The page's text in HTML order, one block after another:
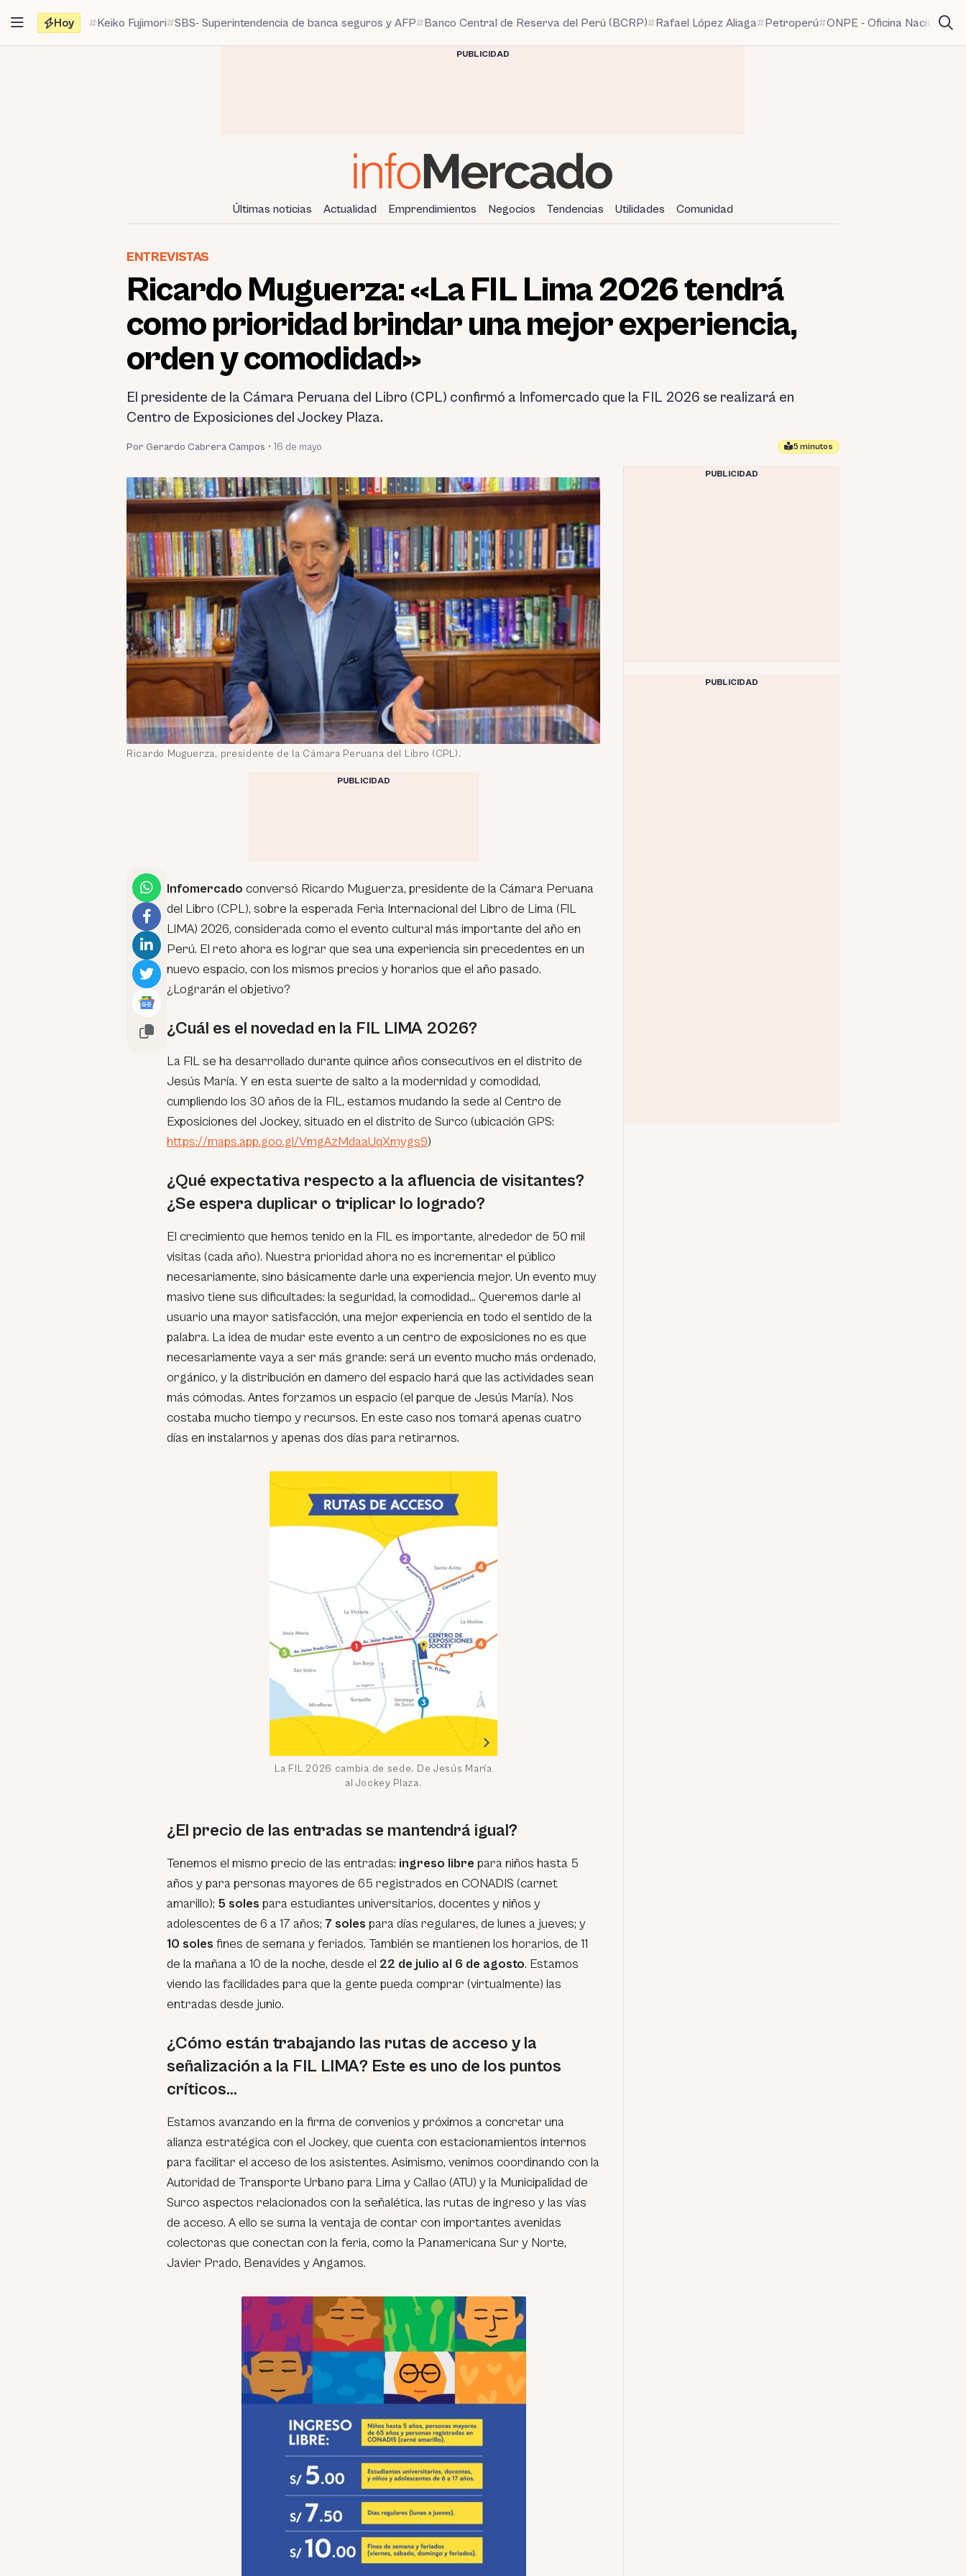
contenido
Hoy Keiko Fujimori SBS- Superintendencia de banca seguros y AFP Banco Central de Reserva del Perú (BCRP) Rafael López Aliaga Petroperú ONPE - Oficina Nacional
PUBLICIDAD
Últimas noticias Actualidad Emprendimientos Negocios Tendencias Utilidades Comunidad
ENTREVISTAS
Ricardo Muguerza: «La FIL Lima 2026 tendrá
como prioridad brindar una mejor experiencia,
orden y comodidad»
El presidente de la Cámara Peruana del Libro (CPL) confirmó a Infomercado que la FIL 2026 se realizará en
Centro de Exposiciones del Jockey Plaza.
Por Gerardo Cabrera Campos • 16 de mayo 5 minutos
Ricardo Muguerza, presidente de la Cámara Peruana del Libro (CPL).
PUBLICIDAD
Infomercado conversó Ricardo Muguerza, presidente de la Cámara Peruana
del Libro (CPL), sobre la esperada Feria Internacional del Libro de Lima (FIL
LIMA) 2026, considerada como el evento cultural más importante del año en
Perú. El reto ahora es lograr que sea una experiencia sin precedentes en un
nuevo espacio, con los mismos precios y horarios que el año pasado.
¿Lograrán el objetivo?
¿Cuál es el novedad en la FIL LIMA 2026?
La FIL se ha desarrollado durante quince años consecutivos en el distrito de
Jesús María. Y en esta suerte de salto a la modernidad y comodidad,
cumpliendo los 30 años de la FIL, estamos mudando la sede al Centro de
Exposiciones del Jockey, situado en el distrito de Surco (ubicación GPS:
https://maps.app.goo.gl/VmgAzMdaaUqXmygs9)
¿Qué expectativa respecto a la afluencia de visitantes?
¿Se espera duplicar o triplicar lo logrado?
El crecimiento que hemos tenido en la FIL es importante, alrededor de 50 mil
visitas (cada año). Nuestra prioridad ahora no es incrementar el público
necesariamente, sino básicamente darle una experiencia mejor. Un evento muy
masivo tiene sus dificultades: la seguridad, la comodidad… Queremos darle al
usuario una mayor satisfacción, una mejor experiencia en todo el sentido de la
palabra. La idea de mudar este evento a un centro de exposiciones no es que
necesariamente vaya a ser más grande: será un evento mucho más ordenado,
orgánico, y la distribución en damero del espacio hará que las actividades sean
más cómodas. Antes forzamos un espacio (el parque de Jesús María). Nos
costaba mucho tiempo y recursos. En este caso nos tomará apenas cuatro
días en instalarnos y apenas dos días para retirarnos.
La FIL 2026 cambia de sede. De Jesús María
al Jockey Plaza.
¿El precio de las entradas se mantendrá igual?
Tenemos el mismo precio de las entradas: ingreso libre para niños hasta 5
años y para personas mayores de 65 registrados en CONADIS (carnet
amarillo); 5 soles para estudiantes universitarios, docentes y niños y
adolescentes de 6 a 17 años; 7 soles para días regulares, de lunes a jueves; y
10 soles fines de semana y feriados. También se mantienen los horarios, de 11
de la mañana a 10 de la noche, desde el 22 de julio al 6 de agosto. Estamos
viendo las facilidades para que la gente pueda comprar (virtualmente) las
entradas desde junio.
¿Cómo están trabajando las rutas de acceso y la
señalización a la FIL LIMA? Este es uno de los puntos
críticos…
Estamos avanzando en la firma de convenios y próximos a concretar una
alianza estratégica con el Jockey, que cuenta con estacionamientos internos
para facilitar el acceso de los asistentes. Asimismo, venimos coordinando con la
Autoridad de Transporte Urbano para Lima y Callao (ATU) y la Municipalidad de
Surco aspectos relacionados con la señalética, las rutas de ingreso y las vías
de acceso. A ello se suma la ventaja de contar con importantes avenidas
colectoras que conectan con la feria, como la Panamericana Sur y Norte,
Javier Prado, Benavides y Angamos.
PUBLICIDAD
PUBLICIDAD